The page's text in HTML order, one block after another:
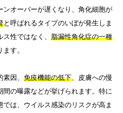
ンオーバーが遅くなり、角化細胞が
と呼ばれるタイプのいぼが発生しま
性ではなく、 脂漏性角化症の一種
す。
因、 免疫機能の低下 、皮膚への慢
の曝露などが挙げられます。特に
は、ウイルス感染のリスクが高ま